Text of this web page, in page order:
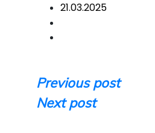
21.03.2025
Навигация
по
Previous post
Next post